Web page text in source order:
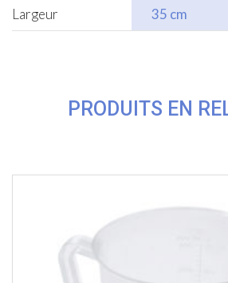
Largeur
35 cm
PRODUITS EN